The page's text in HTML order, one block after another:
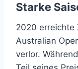
Starke
2020 erreichte
Australian
verlor.